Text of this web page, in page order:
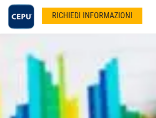
RICHIEDI INFORMAZIONI